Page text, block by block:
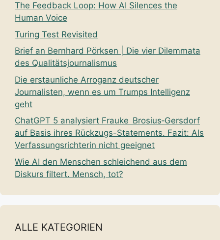
The Feedback Loop: How AI Silences the
Human Voice
Turing Test Revisited
Brief an Bernhard Pörksen | Die vier Dilemmata
des Qualitätsjournalismus
Die erstaunliche Arroganz deutscher
Journalisten, wenn es um Trumps Intelligenz
geht
ChatGPT 5 analysiert Frauke Brosius‑Gersdorf
auf Basis ihres Rückzugs-Statements. Fazit: Als
Verfassungsrichterin nicht geeignet
Wie AI den Menschen schleichend aus dem
Diskurs filtert. Mensch, tot?
ALLE KATEGORIEN